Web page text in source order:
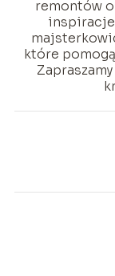
remontów
które